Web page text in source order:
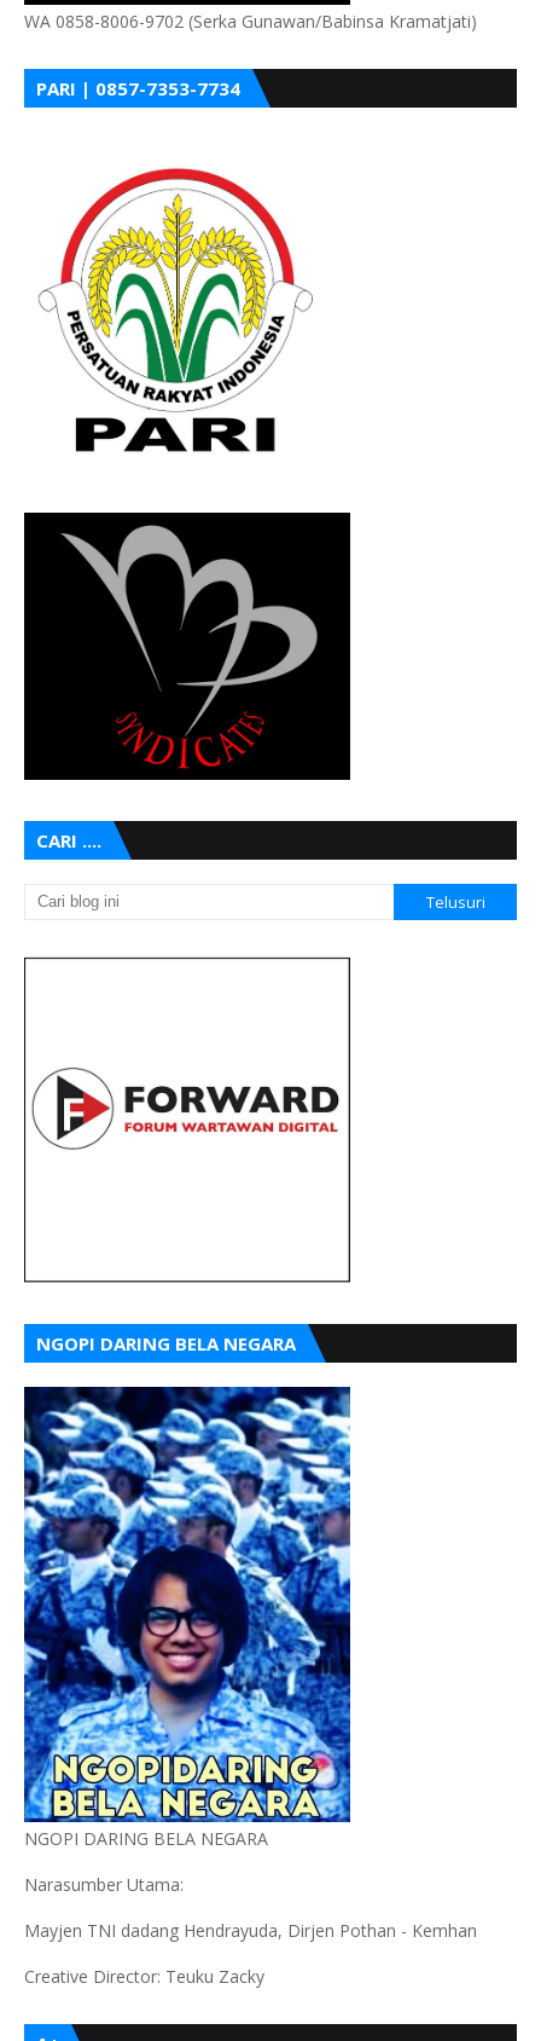
WA 0858-8006-9702 (Serka Gunawan/Babinsa Kramatjati)
PARI | 0857-7353-7734
CARI ....
NGOPI DARING BELA NEGARA
NGOPI DARING BELA NEGARA
Narasumber Utama:
Mayjen TNI dadang Hendrayuda, Dirjen Pothan - Kemhan
Creative Director: Teuku Zacky